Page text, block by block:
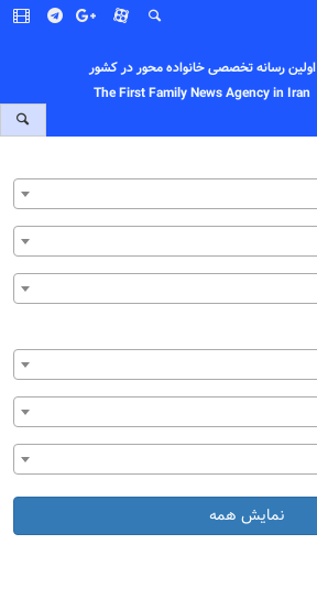
اولین رسانه تخصصی خانواده محور در کشور
The First Family News Agency in Iran
نمایش همه